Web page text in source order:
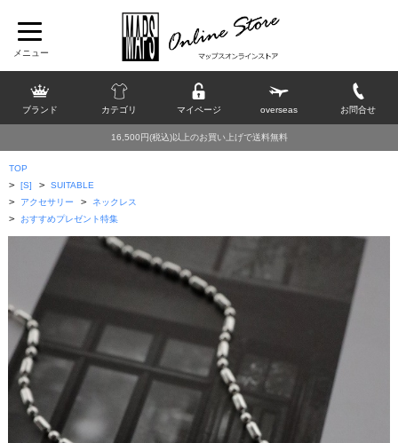
ブランド カテゴリ マイページ overseas お問合せ
16,500円(税込)以上のお買い上げで送料無料
TOP
> [S] > SUITABLE
> アクセサリー > ネックレス
> おすすめプレゼント特集